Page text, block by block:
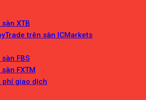
XTB
trên sàn ICMarkets
FBS
FXTM
phí giao dịch